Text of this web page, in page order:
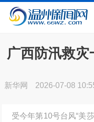
广西防汛救灾
新华网 2026-07-08
受今年第10号台风“美